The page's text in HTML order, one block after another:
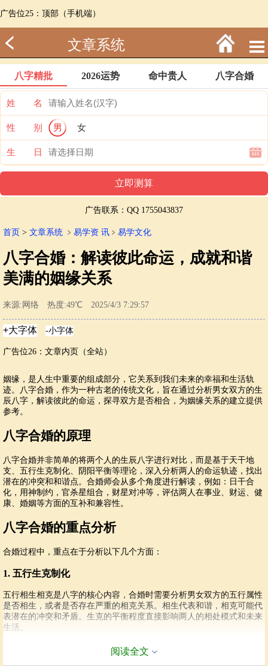
广告位25：顶部（手机端）
文章系统
八字精批 2026运势 命中贵人 八字合婚
姓 名
性 别 男 女
生 日
广告联系：QQ 1755043837
首页 > 文章系统 ﹥ 易学资 讯 ﹥ 易学文化
八字合婚：解读彼此命运，成就和谐
美满的姻缘关系
来源:网络 热度:49℃ 2025/4/3 7:29:57
广告位26：文章内页（全站）
姻缘，是人生中重要的组成部分，它关系到我们未来的幸福和生活轨
迹。八字合婚，作为一种古老的传统文化，旨在通过分析男女双方的生
辰八字，解读彼此的命运，探寻双方是否相合，为姻缘关系的建立提供
参考。
八字合婚的原理
八字合婚并非简单的将两个人的生辰八字进行对比，而是基于天干地
支、五行生克制化、阴阳平衡等理论，深入分析两人的命运轨迹，找出
潜在的冲突和和谐点。合婚师会从多个角度进行解读，例如：日干合
化，用神制约，官杀星组合，财星对冲等，评估两人在事业、财运、健
康、婚姻等方面的互补和兼容性。
八字合婚的重点分析
合婚过程中，重点在于分析以下几个方面：
1. 五行生克制化
五行相生相克是八字的核心内容，合婚时需要分析男女双方的五行属性
是否相生，或者是否存在严重的相克关系。相生代表和谐，相克可能代
表潜在的冲突和矛盾。生克的平衡程度直接影响两人的相处模式和未来
生活。
阅读全文